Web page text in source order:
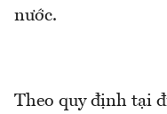
nước.
Theo quy định tại